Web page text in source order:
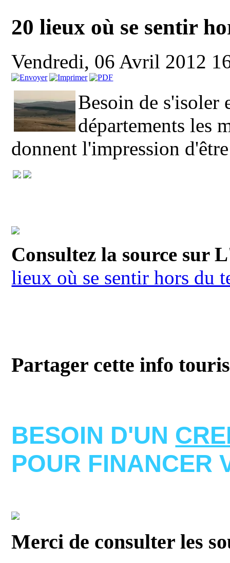
20 lieux où se sentir
Vendredi, 06 Avril 2012
Besoin de s'isoler
départements les
donnent l'impression
Consultez la source sur
lieux où se sentir hors du
Partager cette info
BESOIN D'UN
POUR FINANCER
Merci de consulter les